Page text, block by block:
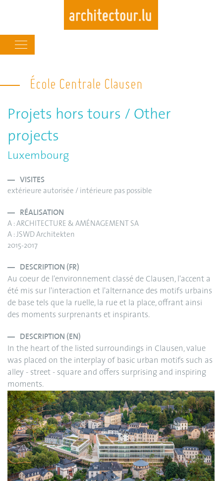
to
main
navigation
École Centrale Clausen
Projets hors tours / Other
projects
Luxembourg
VISITES
extérieure autorisée / intérieure pas possible
RÉALISATION
A : ARCHITECTURE & AMÉNAGEMENT SA
A : JSWD Architekten
2015-2017
DESCRIPTION (FR)
Au coeur de l'environnement classé de Clausen, l'accent a
été mis sur l'interaction et l'alternance des motifs urbains
de base tels que la ruelle, la rue et la place, offrant ainsi
des moments surprenants et inspirants.
DESCRIPTION (EN)
In the heart of the listed surroundings in Clausen, value
was placed on the interplay of basic urban motifs such as
alley - street - square and offers surprising and inspiring
moments.